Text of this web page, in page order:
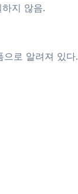
지 않음.
로 알려져 있다.